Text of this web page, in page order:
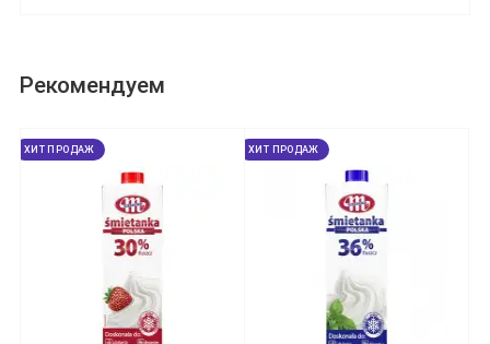
Рекомендуем
ХИТ ПРОДАЖ ХИТ ПРОДАЖ